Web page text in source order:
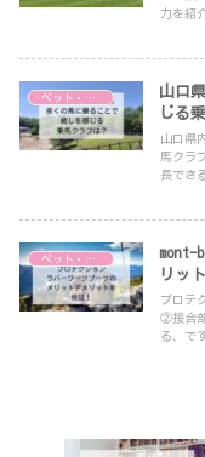
力を紹
ペット・自然
山口
じる
山口県
馬クラ
長でき
ペット・自然
mont-
リッ
プロテ
②接合
る、で